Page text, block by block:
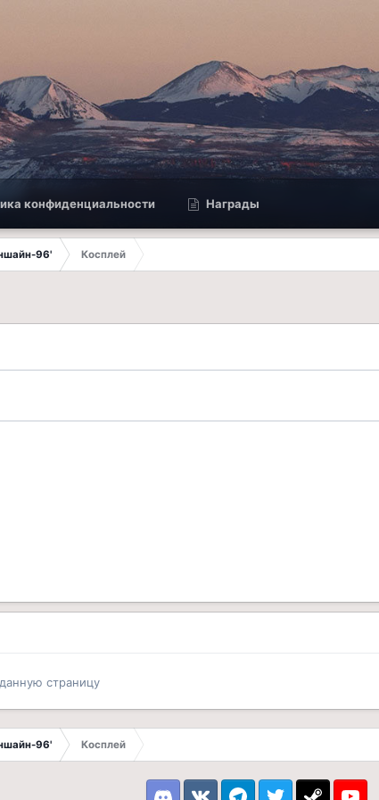
конфиденциальности Награды
96'
Косплей
страницу
96' Косплей